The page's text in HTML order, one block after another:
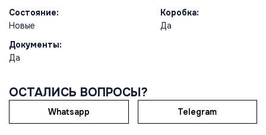
Состояние:
Новые
Коробка:
Да
Документы:
Да
ОСТАЛИСЬ ВОПРОСЫ?
Whatsapp Telegram